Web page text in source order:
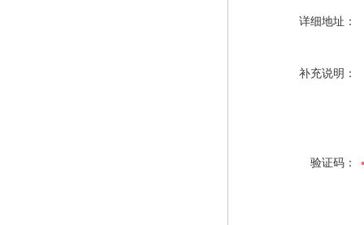
详细地址：
补充说明：
验证码：